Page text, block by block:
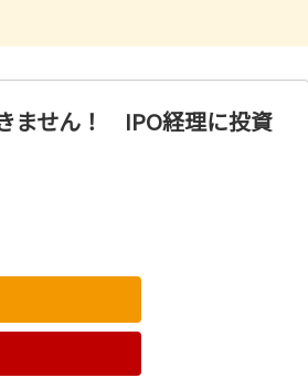
ません！ IPO経理に投資